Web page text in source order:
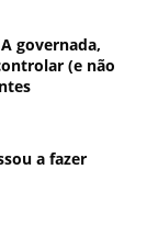
governada,
(e não
a fazer